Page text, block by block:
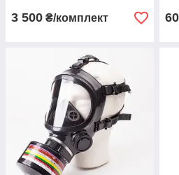
3 500 ₴/комплект